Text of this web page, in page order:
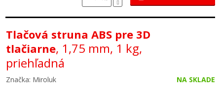
Tlačová struna ABS pre 3D
tlačiarne, 1,75 mm, 1 kg,
priehľadná
Značka: Miroluk NA SKLADE